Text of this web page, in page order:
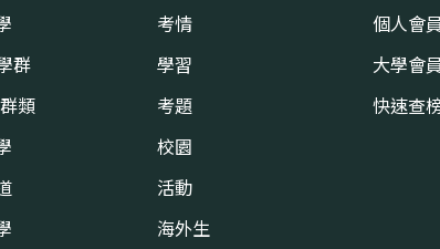
群
類
考情
學習
考題
校園
活動
海外生
個人會員
大學會員
快速查